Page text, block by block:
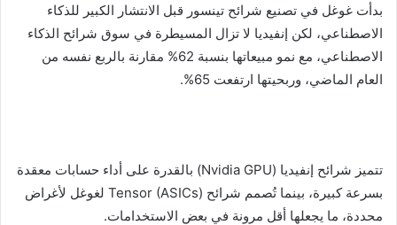
بدأت غوغل في تصنيع شرائح تينسور قبل الانتشار الكبير للذكاء
الاصطناعي، لكن إنفيديا لا تزال المسيطرة في سوق شرائح الذكاء
الاصطناعي، مع نمو مبيعاتها بنسبة 62% مقارنة بالربع نفسه من
العام الماضي، وربحيتها ارتفعت 65%.
تتميز شرائح إنفيديا (Nvidia GPU) بالقدرة على أداء حسابات معقدة
بسرعة كبيرة، بينما تُصمم شرائح Tensor (ASICs) لغوغل لأغراض
محددة، ما يجعلها أقل مرونة في بعض الاستخدامات.